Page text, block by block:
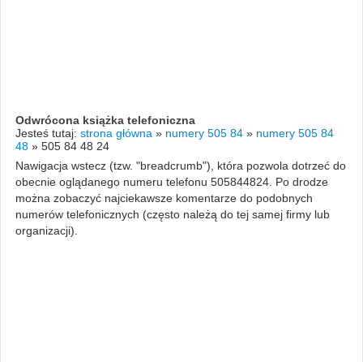
Odwrócona książka telefoniczna
Jesteś tutaj: strona główna » numery 505 84 » numery 505 84
48 » 505 84 48 24
Nawigacja wstecz (tzw. "breadcrumb"), która pozwola dotrzeć do
obecnie oglądanego numeru telefonu 505844824. Po drodze
można zobaczyć najciekawsze komentarze do podobnych
numerów telefonicznych (często należą do tej samej firmy lub
organizacji).